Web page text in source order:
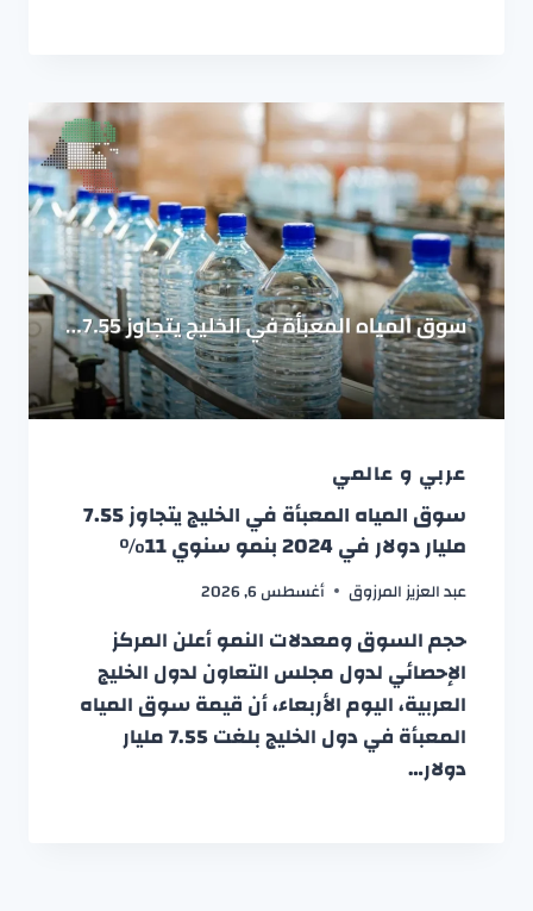
عربي و عالمي
سوق المياه المعبأة في الخليج يتجاوز 7.55
مليار دولار في 2024 بنمو سنوي 11%
عبد العزيز المرزوق أغسطس 6, 2026
حجم السوق ومعدلات النمو أعلن المركز
الإحصائي لدول مجلس التعاون لدول الخليج
العربية، اليوم الأربعاء، أن قيمة سوق المياه
المعبأة في دول الخليج بلغت 7.55 مليار
دولار…